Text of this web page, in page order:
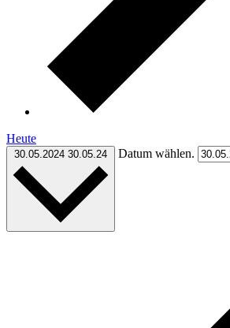
Heute
30.05.2024 30.05.24 Datum wählen.